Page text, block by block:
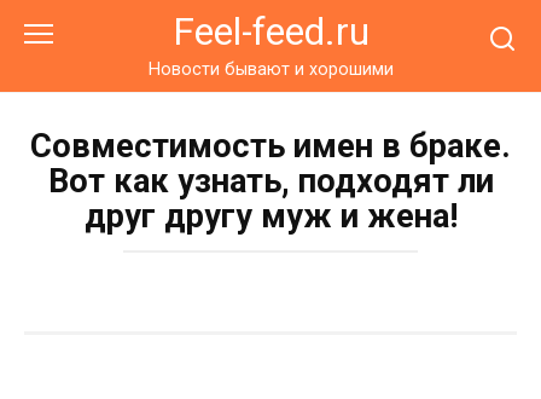
Feel-feed.ru
Новости бывают и хорошими
Совместимость имен в браке.
Вот как узнать, подходят ли
друг другу муж и жена!